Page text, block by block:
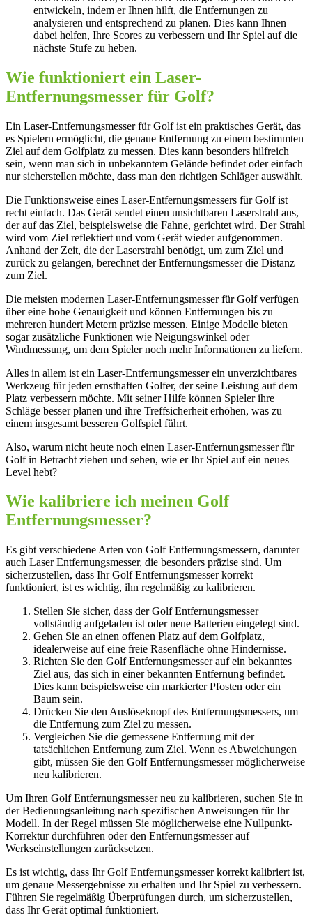
entwickeln, indem er Ihnen hilft, die Entfernungen zu
analysieren und entsprechend zu planen. Dies kann Ihnen
dabei helfen, Ihre Scores zu verbessern und Ihr Spiel auf die
nächste Stufe zu heben.
Wie funktioniert ein Laser-
Entfernungsmesser für Golf?
Ein Laser-Entfernungsmesser für Golf ist ein praktisches Gerät, das
es Spielern ermöglicht, die genaue Entfernung zu einem bestimmten
Ziel auf dem Golfplatz zu messen. Dies kann besonders hilfreich
sein, wenn man sich in unbekanntem Gelände befindet oder einfach
nur sicherstellen möchte, dass man den richtigen Schläger auswählt.
Die Funktionsweise eines Laser-Entfernungsmessers für Golf ist
recht einfach. Das Gerät sendet einen unsichtbaren Laserstrahl aus,
der auf das Ziel, beispielsweise die Fahne, gerichtet wird. Der Strahl
wird vom Ziel reflektiert und vom Gerät wieder aufgenommen.
Anhand der Zeit, die der Laserstrahl benötigt, um zum Ziel und
zurück zu gelangen, berechnet der Entfernungsmesser die Distanz
zum Ziel.
Die meisten modernen Laser-Entfernungsmesser für Golf verfügen
über eine hohe Genauigkeit und können Entfernungen bis zu
mehreren hundert Metern präzise messen. Einige Modelle bieten
sogar zusätzliche Funktionen wie Neigungswinkel oder
Windmessung, um dem Spieler noch mehr Informationen zu liefern.
Alles in allem ist ein Laser-Entfernungsmesser ein unverzichtbares
Werkzeug für jeden ernsthaften Golfer, der seine Leistung auf dem
Platz verbessern möchte. Mit seiner Hilfe können Spieler ihre
Schläge besser planen und ihre Treffsicherheit erhöhen, was zu
einem insgesamt besseren Golfspiel führt.
Also, warum nicht heute noch einen Laser-Entfernungsmesser für
Golf in Betracht ziehen und sehen, wie er Ihr Spiel auf ein neues
Level hebt?
Wie kalibriere ich meinen Golf
Entfernungsmesser?
Es gibt verschiedene Arten von Golf Entfernungsmessern, darunter
auch Laser Entfernungsmesser, die besonders präzise sind. Um
sicherzustellen, dass Ihr Golf Entfernungsmesser korrekt
funktioniert, ist es wichtig, ihn regelmäßig zu kalibrieren.
Stellen Sie sicher, dass der Golf Entfernungsmesser
vollständig aufgeladen ist oder neue Batterien eingelegt sind.
Gehen Sie an einen offenen Platz auf dem Golfplatz,
idealerweise auf eine freie Rasenfläche ohne Hindernisse.
Richten Sie den Golf Entfernungsmesser auf ein bekanntes
Ziel aus, das sich in einer bekannten Entfernung befindet.
Dies kann beispielsweise ein markierter Pfosten oder ein
Baum sein.
Drücken Sie den Auslöseknopf des Entfernungsmessers, um
die Entfernung zum Ziel zu messen.
Vergleichen Sie die gemessene Entfernung mit der
tatsächlichen Entfernung zum Ziel. Wenn es Abweichungen
gibt, müssen Sie den Golf Entfernungsmesser möglicherweise
neu kalibrieren.
Um Ihren Golf Entfernungsmesser neu zu kalibrieren, suchen Sie in
der Bedienungsanleitung nach spezifischen Anweisungen für Ihr
Modell. In der Regel müssen Sie möglicherweise eine Nullpunkt-
Korrektur durchführen oder den Entfernungsmesser auf
Werkseinstellungen zurücksetzen.
Es ist wichtig, dass Ihr Golf Entfernungsmesser korrekt kalibriert ist,
um genaue Messergebnisse zu erhalten und Ihr Spiel zu verbessern.
Führen Sie regelmäßig Überprüfungen durch, um sicherzustellen,
dass Ihr Gerät optimal funktioniert.